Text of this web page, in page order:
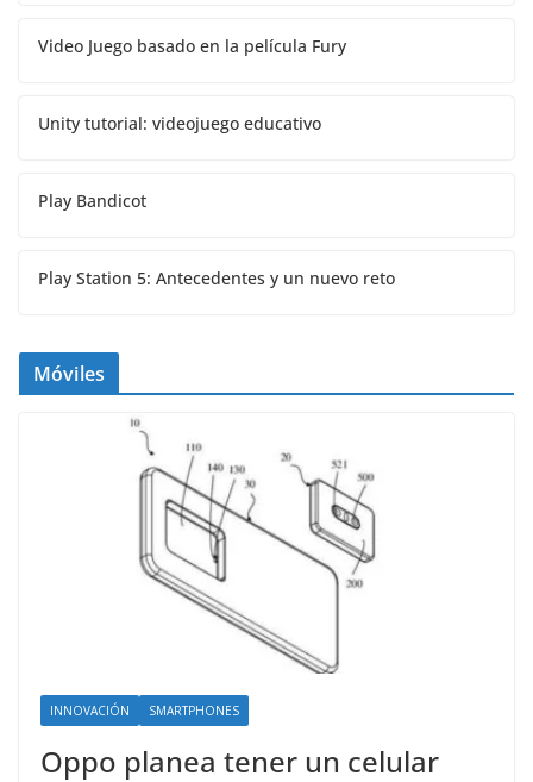
Video Juego basado en la película Fury
Unity tutorial: videojuego educativo
Play Bandicot
Play Station 5: Antecedentes y un nuevo reto
Móviles
INNOVACIÓN SMARTPHONES
Oppo planea tener un celular